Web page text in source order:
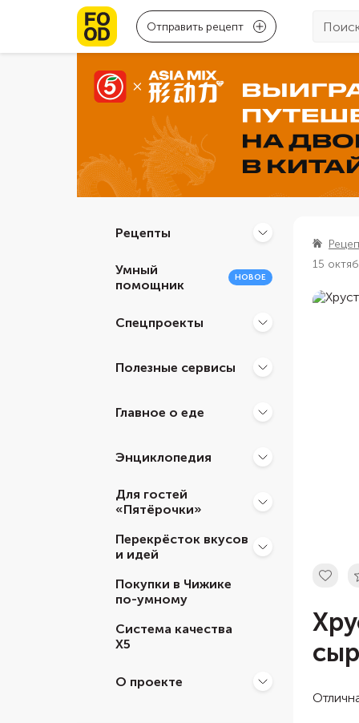
Отправить рецепт
Рецепты
Умный
помощник
НОВОЕ
Спецпроекты
Полезные сервисы
Главное о еде
Энциклопедия
Для гостей
«Пятёрочки»
Перекрёсток вкусов
и идей
Покупки в Чижике
по-умному
Система качества
Х5
О проекте
15